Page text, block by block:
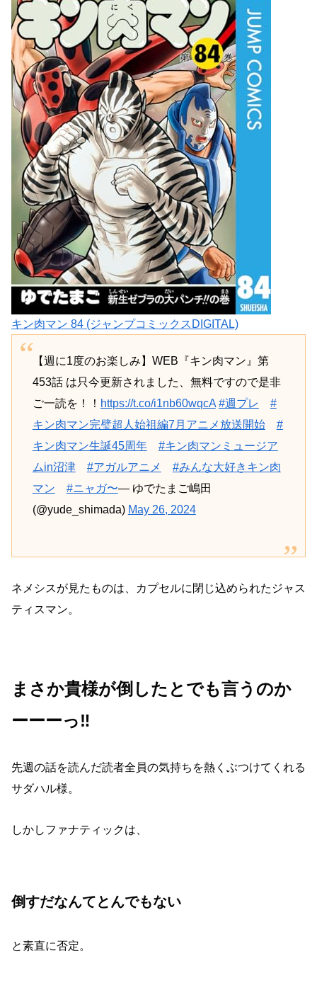
キン肉マン 84 (ジャンプコミックスDIGITAL)
【週に1度のお楽しみ】WEB『キン肉マン』第
453話 は只今更新されました、無料ですので是非
ご一読を！！ https://t.co/i1nb60wqcA #週プレ
#
キン肉マン完璧超人始祖編7月アニメ放送開始
#
キン肉マン生誕45周年
#キン肉マンミュージア
ムin沼津
#アガルアニメ
#みんな大好きキン肉
マン
#ニャガ〜— ゆでたまご嶋田
(@yude_shimada) May 26, 2024
ネメシスが見たものは、カプセルに閉じ込められたジャス
ティスマン。
まさか貴様が倒したとでも言うのか
ーーーっ‼︎
先週の話を読んだ読者全員の気持ちを熱くぶつけてくれる
サダハル様。
しかしファナティックは、
倒すだなんてとんでもない
と素直に否定。